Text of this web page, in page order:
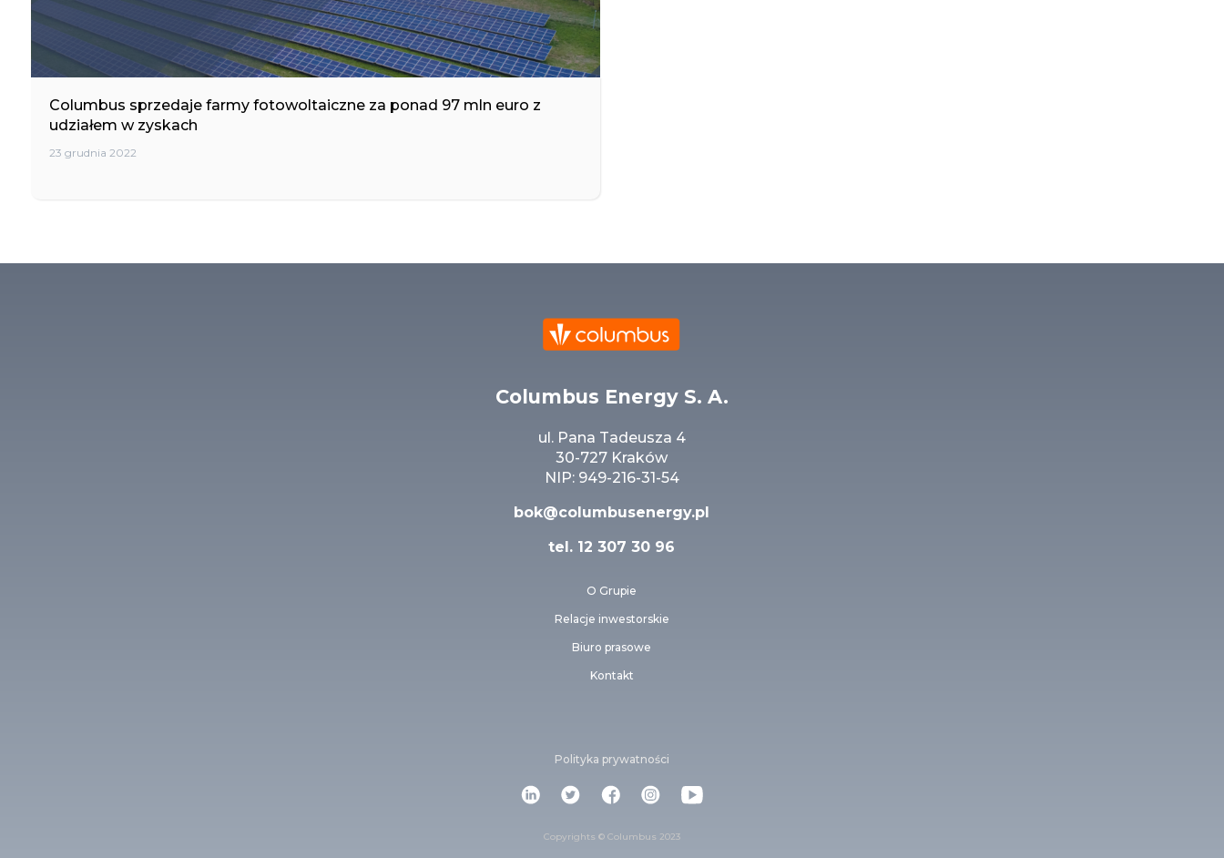
Columbus sprzedaje farmy fotowoltaiczne za ponad 97 mln euro z
udziałem w zyskach
23 grudnia 2022
Columbus Energy S. A.
ul. Pana Tadeusza 4
30-727 Kraków
NIP: 949-216-31-54
bok@columbusenergy.pl
tel. 12 307 30 96
O Grupie
Relacje inwestorskie
Biuro prasowe
Kontakt
Copyrights © Columbus 2023
Polityka prywatności